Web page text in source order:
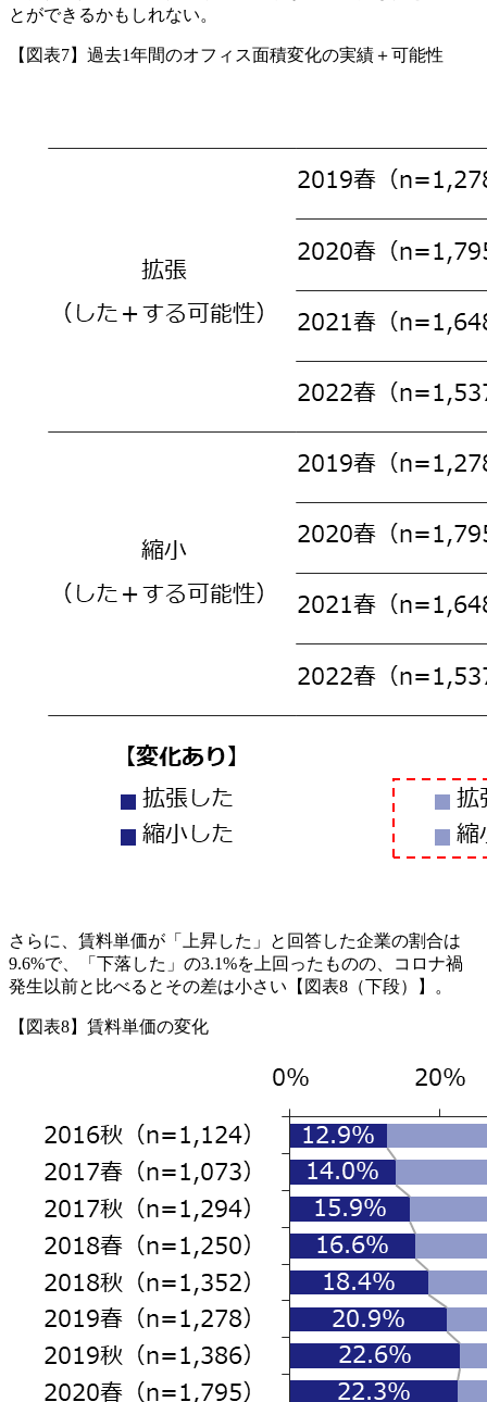
とができるかもしれない。
【図表7】過去1年間のオフィス面積変化の実績＋可能性
さらに、賃料単価が「上昇した」と回答した企業の割合は
9.6%で、「下落した」の3.1%を上回ったものの、コロナ禍
発生以前と比べるとその差は小さい【図表8（下段）】。
【図表8】賃料単価の変化